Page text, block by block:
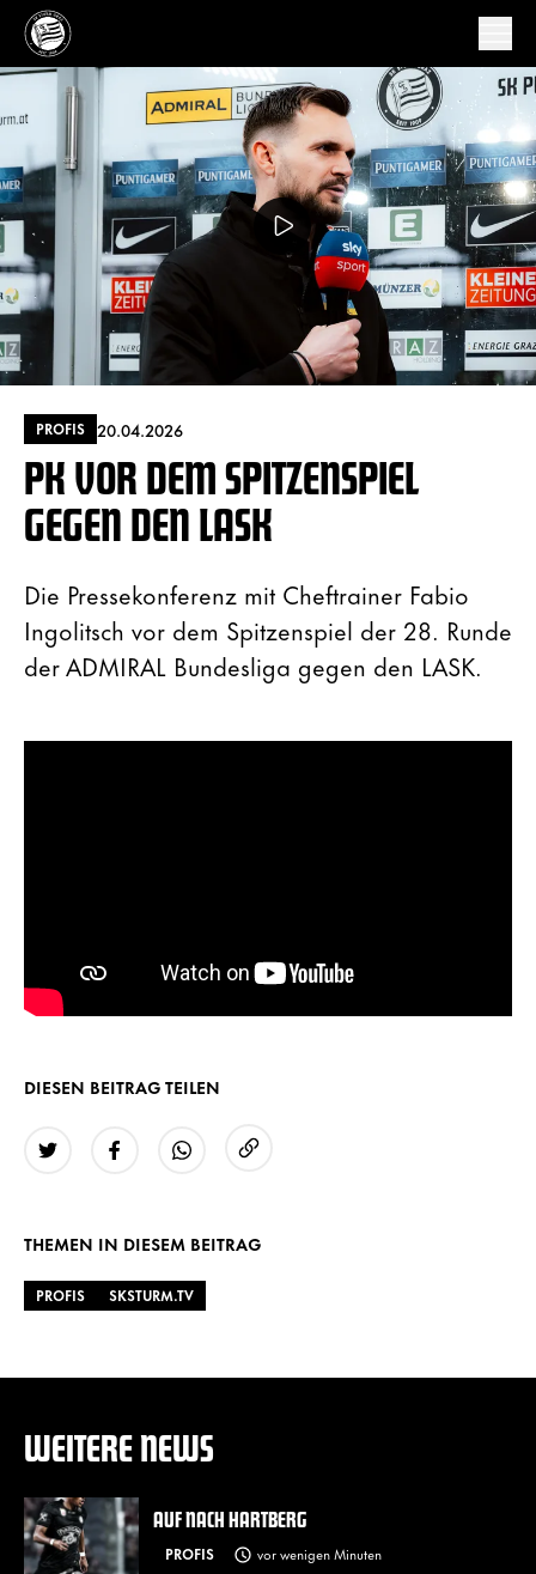
PROFIS 20.04.2026
PK VOR DEM SPITZENSPIEL
GEGEN DEN LASK
Die Pressekonferenz mit Cheftrainer Fabio
Ingolitsch vor dem Spitzenspiel der 28. Runde
der ADMIRAL Bundesliga gegen den LASK.
DIESEN BEITRAG TEILEN
THEMEN IN DIESEM BEITRAG
PROFIS SKSTURM.TV
WEITERE NEWS
AUF NACH HARTBERG
PROFIS vor wenigen Minuten